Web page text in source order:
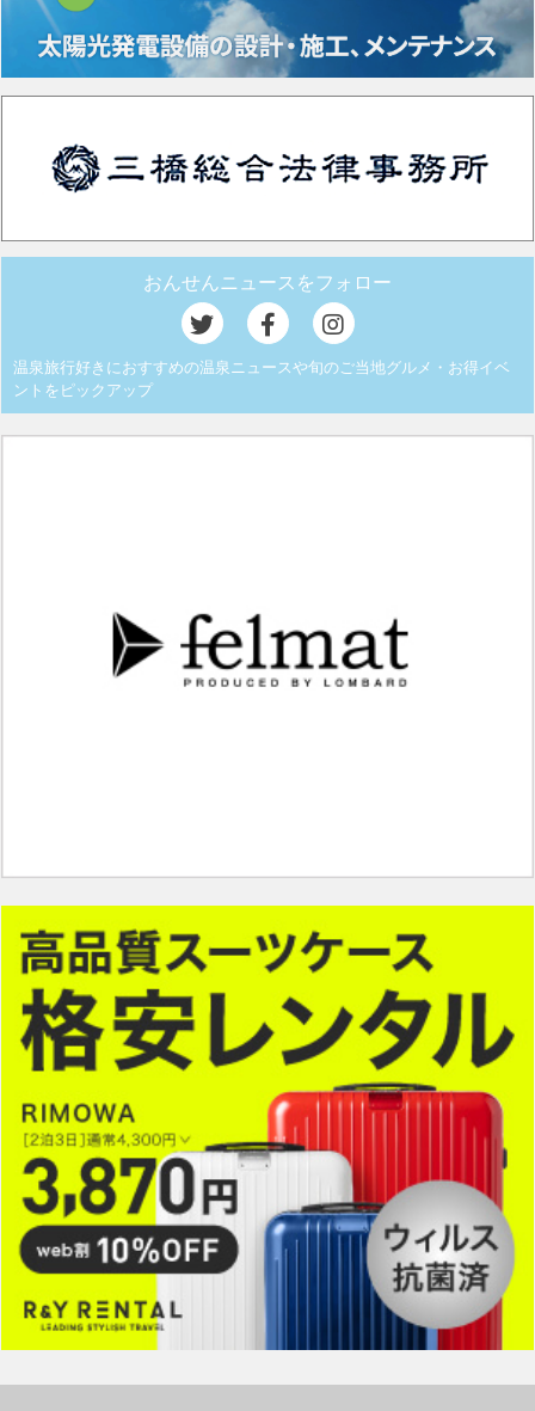
おんせんニュースをフォロー
温泉旅行好きにおすすめの温泉ニュースや旬のご当地グルメ・お得イベ
ントをピックアップ